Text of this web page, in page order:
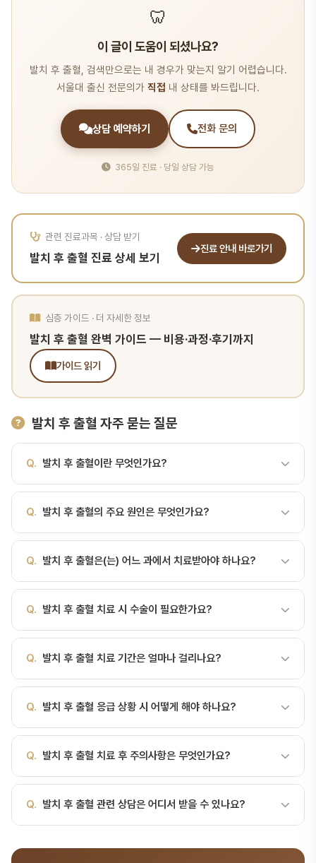
🦷
이 글이 도움이 되셨나요?
발치 후 출혈, 검색만으로는 내 경우가 맞는지 알기 어렵습니다.
서울대 출신 전문의가 직접 내 상태를 봐드립니다.
상담 예약하기 전화 문의
365일 진료 · 당일 상담 가능
관련 진료과목 · 상담 받기
발치 후 출혈 진료 상세 보기
진료 안내 바로가기
심층 가이드 · 더 자세한 정보
발치 후 출혈 완벽 가이드 — 비용·과정·후기까지
가이드 읽기
발치 후 출혈 자주 묻는 질문
Q. 발치 후 출혈이란 무엇인가요?
과 비정상을 구분해야 합니다. 발치 후 출혈의 정상 vs 비정상발치 후
출혈은 정상적인 반응이지만, 지속 시간과 양에 따라 정상과 비정상을
구분해야 합니다. 일부 환자는 약간의 침에 섞인 피를 큰 출혈로 오해
확한 판단 기준이 중요합니다.정상 출혈 경과시간정상 출혈 양상발치
직후~30분거즈 압박, 출혈 점차 멈춤30분~2시간침에 약간의 핏기,
출혈 신호거즈를 1시간 이상 강하게 물어도 멈추지 않음4시간 이상
명확한 출혈 지속입안 가득한 선홍색 피혈병이 보이지 않고 계속 새
Q. 발치 후 출혈의 주요 원인은 무엇인가요?
과 비정상을 구분해야 합니다. 턱관절·구강외과 질환은 외상, 스트레
스, 이갈이, 부정교합, 감염 등 다양한 원인으로 발생합니다. 정밀 검
사를 통한 정확한 원인 파악이 치료의 첫걸음입니다.
Q. 발치 후 출혈은(는) 어느 과에서 치료받아야 하나요?
는 구강내과 전문의의 진료가 필요합니다. 서울비디치과에서는 각 분
야 전문의가 협진하여 통합 진료를 제공합니다.
Q. 발치 후 출혈 치료 시 수술이 필요한가요?
리치료, 교합 장치)를 먼저 시도하고, 효과가 없을 때 수술적 치료를
고려합니다. 서울비디치과는 최소 침습 치료를 지향합니다.
Q. 발치 후 출혈 치료 기간은 얼마나 걸리나요?
감염은 빠른 처치가 필요하고, 턱관절 장애는 장기적인 관리가 필요할
수 있습니다.
Q. 발치 후 출혈 응급 상황 시 어떻게 해야 하나요?
즉시 치과 또는 응급실을 방문하세요. 서울비디치과는 응급 진료 체계
를 갖추고 있습니다.
Q. 발치 후 출혈 치료 후 주의사항은 무엇인가요?
검진을 지켜주시면 됩니다. 서울비디치과에서는 치료 후 관리 프로그
램도 제공합니다.
Q. 발치 후 출혈 관련 상담은 어디서 받을 수 있나요?